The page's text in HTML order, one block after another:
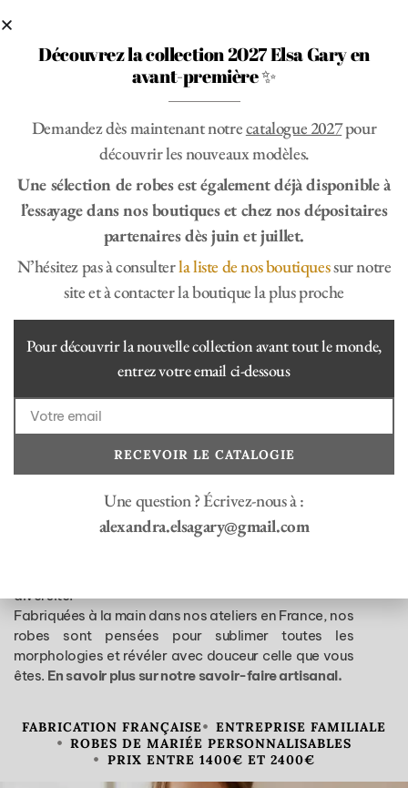
Votre robe de
mariée colorée
Une collection poétique pour une mariée unique
Chaque histoire d’amour mérite une robe singulière.
Elsa Gary, nous avons imaginé une collection
lumineuse, délicate et joyeusement inattendue pour
toutes les futures mariées en quête de
personnalité
Teintes pastel, broderies florales, jeux de matières et
diversité.
Fabriquées à la main dans nos ateliers en France, nos
robes sont pensées pour sublimer toutes les
morphologies et révéler avec douceur celle que vous
êtes. En savoir plus sur notre savoir-faire artisanal.
FABRICATION FRANÇAISE
ENTREPRISE FAMILIALE
ROBES DE MARIÉE PERSONNALISABLES
PRIX ENTRE 1400€ ET 2400€
Découvrez la collection 2027 Elsa Gary en
avant-première ✨
Demandez dès maintenant notrecatalogue 2027pour
découvrir les nouveaux modèles.
Une sélection de robes est également déjà disponible à
l’essayage dans nos boutiques et chez nos dépositaires
partenaires dès juin et juillet.
N’hésitez pas à consulterla liste de nos boutiquessur notre
site et à contacter la boutique la plus proche
Pour découvrir la nouvelle collection avant tout le monde,
entrez votre email ci-dessous
RECEVOIR LE CATALOGIE
Une question ? Écrivez-nous à :
alexandra.elsagary@gmail.com